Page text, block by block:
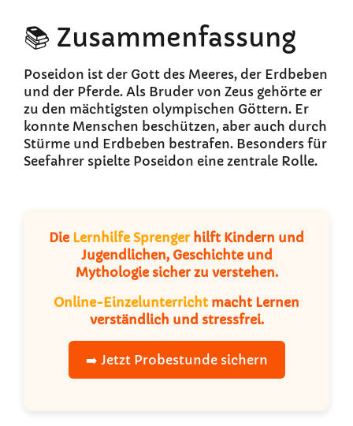
📚 Zusammenfassung
Poseidon ist der Gott des Meeres, der Erdbeben
und der Pferde. Als Bruder von Zeus gehörte er
zu den mächtigsten olympischen Göttern. Er
konnte Menschen beschützen, aber auch durch
Stürme und Erdbeben bestrafen. Besonders für
Seefahrer spielte Poseidon eine zentrale Rolle.
Die Lernhilfe Sprengerhilft Kindern und
Jugendlichen, Geschichte und
Mythologie sicher zu verstehen.
Online-Einzelunterrichtmacht Lernen
verständlich und stressfrei.
➡️ Jetzt Probestunde sichern